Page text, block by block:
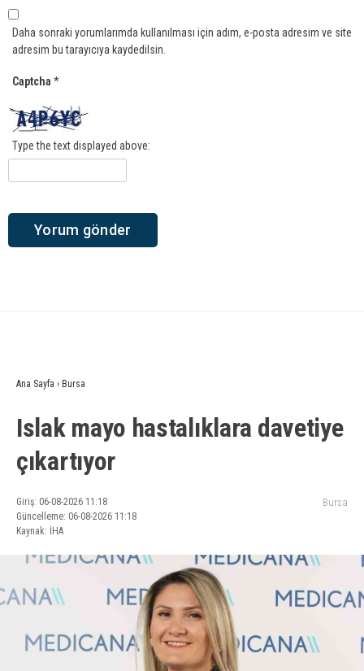
Daha sonraki yorumlarımda kullanılması için adım, e-posta adresim ve site
adresim bu tarayıcıya kaydedilsin.
Captcha *
Type the text displayed above:
Ana Sayfa › Bursa
Islak mayo hastalıklara davetiye
çıkartıyor
Giriş: 06-08-2026 11:18
Güncelleme: 06-08-2026 11:18
Kaynak: İHA
Bursa